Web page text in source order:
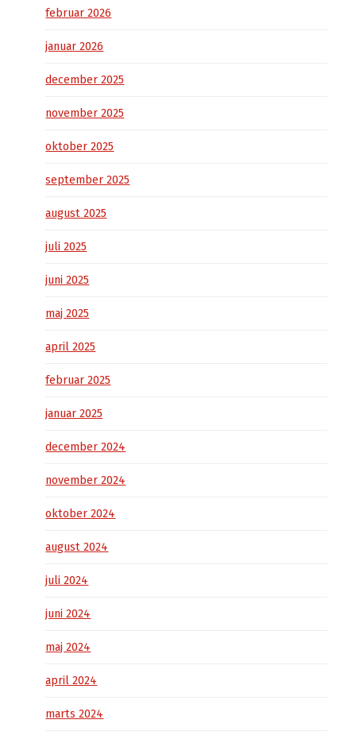
februar 2026
januar 2026
december 2025
november 2025
oktober 2025
september 2025
august 2025
juli 2025
juni 2025
maj 2025
april 2025
februar 2025
januar 2025
december 2024
november 2024
oktober 2024
august 2024
juli 2024
juni 2024
maj 2024
april 2024
marts 2024